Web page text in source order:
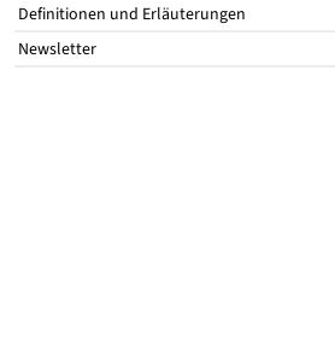
Definitionen und Erläuterungen
Newsletter